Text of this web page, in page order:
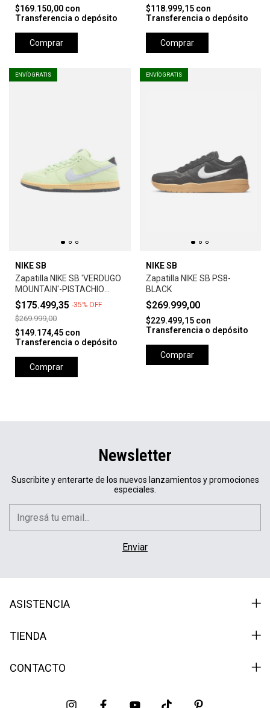
$169.150,00 con
Transferencia o depósito
Comprar
$118.999,15 con
Transferencia o depósito
Comprar
ENVÍO GRATIS
NIKE SB
Zapatilla NIKE SB 'VERDUGO
MOUNTAIN'-PISTACHIO
FROST
$175.499,35 -35% OFF
$269.999,00
$149.174,45 con
Transferencia o depósito
Comprar
ENVÍO GRATIS
NIKE SB
Zapatilla NIKE SB PS8-
BLACK
$269.999,00
$229.499,15 con
Transferencia o depósito
Comprar
Newsletter
Suscribite y enterarte de los nuevos lanzamientos y promociones
especiales.
ASISTENCIA
TIENDA
CONTACTO